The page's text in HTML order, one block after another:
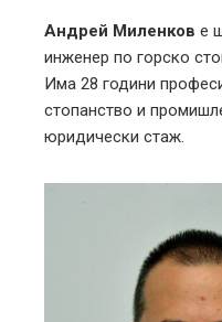
Андрей Миленков е
инженер по горско
Има 28 години
стопанство и
юридически стаж.